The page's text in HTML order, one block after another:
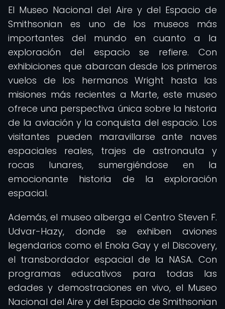
El Museo Nacional del Aire y del Espacio de
Smithsonian es uno de los museos más
importantes del mundo en cuanto a la
exploración del espacio se refiere. Con
exhibiciones que abarcan desde los primeros
vuelos de los hermanos Wright hasta las
misiones más recientes a Marte, este museo
ofrece una perspectiva única sobre la historia
de la aviación y la conquista del espacio. Los
visitantes pueden maravillarse ante naves
espaciales reales, trajes de astronauta y
rocas lunares, sumergiéndose en la
emocionante historia de la exploración
espacial.
Además, el museo alberga el Centro Steven F.
Udvar-Hazy, donde se exhiben aviones
legendarios como el Enola Gay y el Discovery,
el transbordador espacial de la NASA. Con
programas educativos para todas las
edades y demostraciones en vivo, el Museo
Nacional del Aire y del Espacio de Smithsonian